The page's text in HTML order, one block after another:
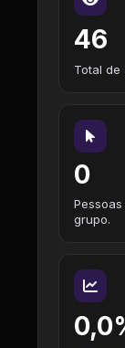
46
Total de
0
grupo.